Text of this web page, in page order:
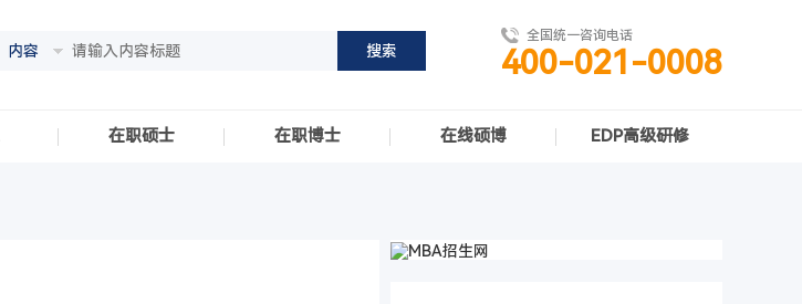
内容
全国统一咨询电话
400-021-0008
在职硕士 在职博士 在线硕博 EDP高级研修